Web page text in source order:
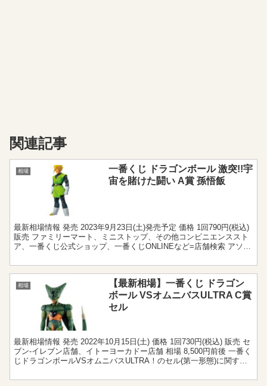
関連記事
相場
一番くじ ドラゴンボール 激突!!宇
宙を賭けた闘い A賞 孫悟飯
最新相場情報 発売 2023年9月23日(土)発売予定 価格 1回790円(税込)
販売 ファミリーマート、ミニストップ、その他コンビニエンススト
ア、一番くじ公式ショップ、一番くじONLINEなど=店舗検索 アソー
相場
【最新相場】一番くじ ドラゴン
ボール VSオムニバスULTRA C賞
セル
最新相場情報 発売 2022年10月15日(土) 価格 1回730円(税込) 販売 セ
ブン‐イレブン店舗、イトーヨーカドー店舗 相場 8,500円前後 一番く
じドラゴンボールVSオムニバスULTRA！のセル(第一形態)に関する